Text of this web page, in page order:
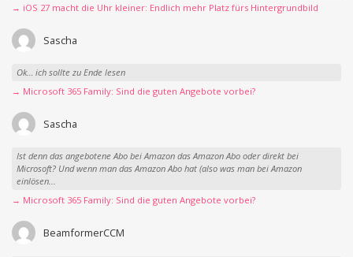
→ iOS 27 macht die Uhr kleiner: Endlich mehr Platz fürs Hintergrundbild
Sascha
Ok… ich sollte zu Ende lesen
→ Microsoft 365 Family: Sind die guten Angebote vorbei?
Sascha
Ist denn das angebotene Abo bei Amazon das Amazon Abo oder direkt bei
Microsoft? Und wenn man das Amazon Abo hat (also was man bei Amazon
einlösen...
→ Microsoft 365 Family: Sind die guten Angebote vorbei?
BeamformerCCM